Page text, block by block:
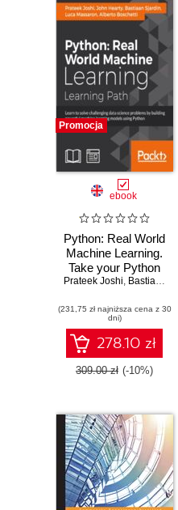
Promocja
ebook
Python: Real World
Machine Learning.
Take your Python
Machine learning
level
Prateek Joshi, Bastiaan Sjardin
(231,75 zł najniższa cena z 30
dni)
278.10 zł
309.00 zł (-10%)